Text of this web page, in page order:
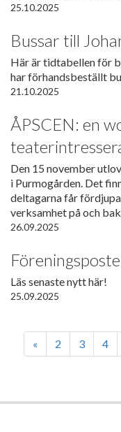
25.10.2025
Bussar till
Här är tidtabellen för
har förhandsbeställt
21.10.2025
ÅPSCEN: en
Den 15 november
i Purmogården. Det
deltagarna får
verksamhet på och
26.09.2025
Läs senaste nytt här!
25.09.2025
« 2 3 4